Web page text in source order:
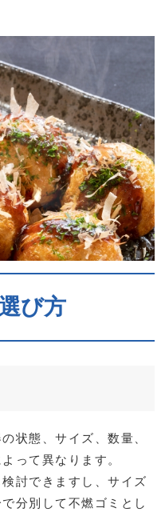
び方
状態、サイズ、数量、
って異なります。
討できますし、サイズ
分別して不燃ゴミとし